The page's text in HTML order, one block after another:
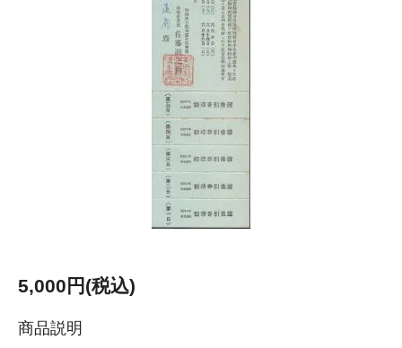
5,000円(税込)
商品説明